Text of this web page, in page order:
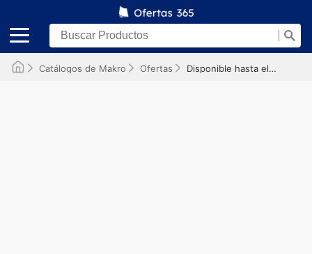
Catálogos de Makro Ofertas Disponible hasta el 15/05/2025